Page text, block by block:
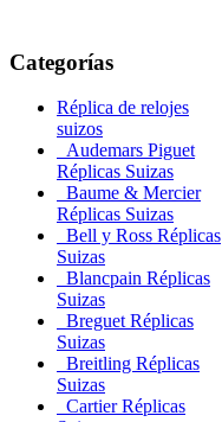
Categorías
Réplica de relojes
suizos
Audemars Piguet
Réplicas Suizas
Baume & Mercier
Réplicas Suizas
Bell y Ross Réplicas
Suizas
Blancpain Réplicas
Suizas
Breguet Réplicas
Suizas
Breitling Réplicas
Suizas
Cartier Réplicas